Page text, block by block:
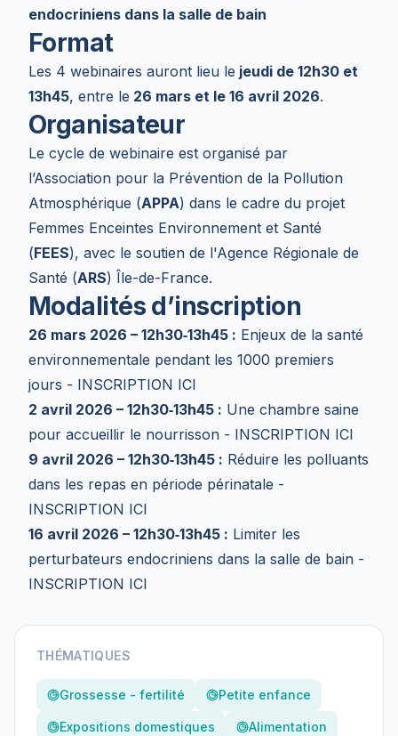
endocriniens dans la salle de bain
Format
Les 4 webinaires auront lieu le jeudi de 12h30 et
13h45, entre le 26 mars et le 16 avril 2026.
Organisateur
Le cycle de webinaire est organisé par
l’Association pour la Prévention de la Pollution
Atmosphérique (APPA) dans le cadre du projet
Femmes Enceintes Environnement et Santé
(FEES), avec le soutien de l'Agence Régionale de
Santé (ARS) Île-de-France.
Modalités d’inscription
26 mars 2026 – 12h30‑13h45 : Enjeux de la santé
environnementale pendant les 1000 premiers
jours - INSCRIPTION ICI
2 avril 2026 – 12h30‑13h45 : Une chambre saine
pour accueillir le nourrisson - INSCRIPTION ICI
9 avril 2026 – 12h30‑13h45 : Réduire les polluants
dans les repas en période périnatale -
INSCRIPTION ICI
16 avril 2026 – 12h30‑13h45 : Limiter les
perturbateurs endocriniens dans la salle de bain -
INSCRIPTION ICI
THÉMATIQUES
Grossesse - fertilité Petite enfance
Expositions domestiques Alimentation